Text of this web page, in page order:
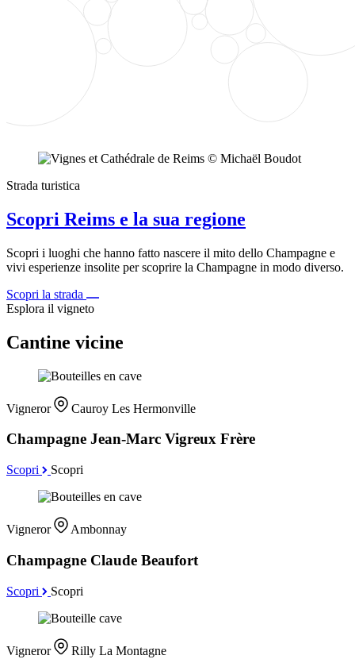
Strada turistica
Scopri Reims e la sua regione
Scopri i luoghi che hanno fatto nascere il mito dello Champagne e
vivi esperienze insolite per scoprire la Champagne in modo diverso.
Scopri la strada
Esplora il vigneto
Cantine vicine
Vigneror Cauroy Les Hermonville
Champagne Jean-Marc Vigreux Frère
Scopri Scopri
Vigneror Ambonnay
Champagne Claude Beaufort
Scopri Scopri
Vigneror Rilly La Montagne